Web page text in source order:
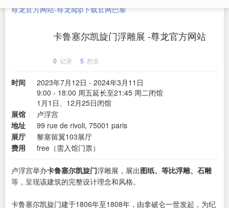
尊龙官方网站-尊龙app下载官网巴黎
卡鲁塞尔凯旋门浮雕展 -尊龙官方网站
0 记录 5 想去
时间
2023年7月12日 - 2024年3月11日
9:00 - 18:00 周五延长至21:45 周二闭馆
1月1日、12月25日闭馆
展馆
卢浮宫
地址
99 rue de rivoli, 75001 paris
展厅
黎塞留翼103展厅
费用
free（需入馆门票）
卢浮宫举办卡鲁塞尔凯旋门浮雕展，展出图纸、等比浮雕、石雕
等，呈现该建筑的完整设计理念和风格。
卡鲁塞尔凯旋门建于1806年至1808年，由拿破仑一世发起，为纪